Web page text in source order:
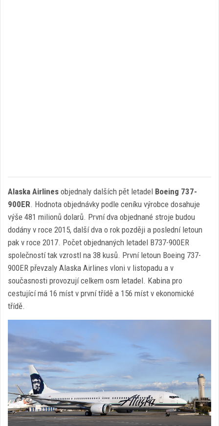
Alaska Airlines objednaly dalších pět letadel Boeing 737-
900ER. Hodnota objednávky podle ceníku výrobce dosahuje
výše 481 milionů dolarů. První dva objednané stroje budou
dodány v roce 2015, další dva o rok později a poslední letoun
pak v roce 2017. Počet objednaných letadel B737-900ER
společností tak vzrostl na 38 kusů. První letoun Boeing 737-
900ER převzaly Alaska Airlines vloni v listopadu a v
současnosti provozují celkem osm letadel. Kabina pro
cestující má 16 míst v první třídě a 156 míst v ekonomické
třídě.